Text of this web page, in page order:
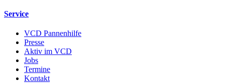
Service
VCD Pannenhilfe
Presse
Aktiv im VCD
Jobs
Termine
Kontakt